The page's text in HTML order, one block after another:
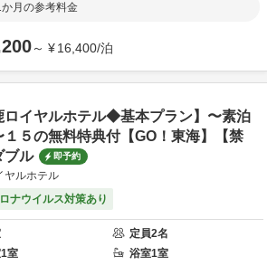
月の参考料金
～ ¥16,400/泊
ロイヤルホテル◆基本プラン】〜素泊
１５の無料特典付【GO！東海】【禁
ブル
即予約
ヤルホテル
ナウイルス対策あり
定員2名
1室 浴室1室